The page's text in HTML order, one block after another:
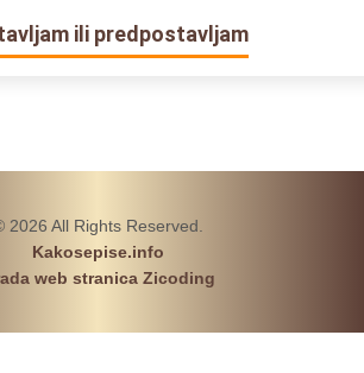
ili predpostavljam
2026 All Rights Reserved.
Kakosepise.info
web stranica Zicoding